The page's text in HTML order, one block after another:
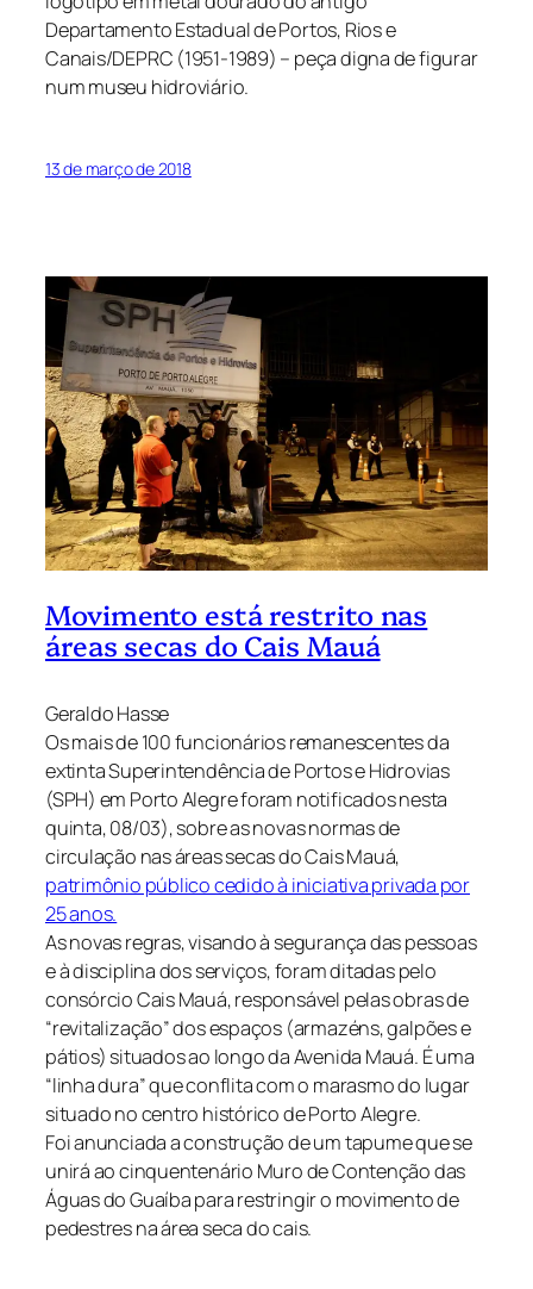
Departamento Estadual de Portos, Rios e
Canais/DEPRC (1951-1989) – peça digna de figurar
num museu hidroviário.
13 de março de 2018
Movimento está restrito nas
áreas secas do Cais Mauá
Geraldo Hasse
Os mais de 100 funcionários remanescentes da
extinta Superintendência de Portos e Hidrovias
(SPH) em Porto Alegre foram notificados nesta
quinta, 08/03), sobre as novas normas de
circulação nas áreas secas do Cais Mauá,
patrimônio público cedido à iniciativa privada por
25 anos.
As novas regras, visando à segurança das pessoas
e à disciplina dos serviços, foram ditadas pelo
consórcio Cais Mauá, responsável pelas obras de
“revitalização” dos espaços (armazéns, galpões e
pátios) situados ao longo da Avenida Mauá. É uma
“linha dura” que conflita com o marasmo do lugar
situado no centro histórico de Porto Alegre.
Foi anunciada a construção de um tapume que se
unirá ao cinquentenário Muro de Contenção das
Águas do Guaíba para restringir o movimento de
pedestres na área seca do cais.